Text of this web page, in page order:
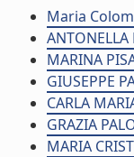
Maria
ANTONELLA
MARINA
GIUSEPPE
CARLA
GRAZIA
MARIA